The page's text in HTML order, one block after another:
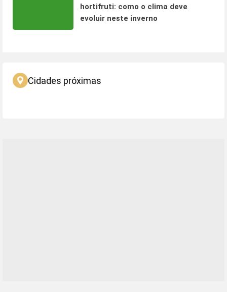
hortifruti: como o clima deve
evoluir neste inverno
Cidades próximas